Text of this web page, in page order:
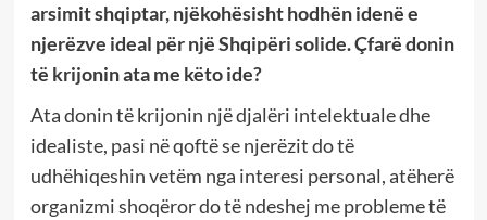
arsimit shqiptar, njëkohësisht hodhën idenë e
njerëzve ideal për një Shqipëri solide. Çfarë donin
të krijonin ata me këto ide?
Ata donin të krijonin një djalëri intelektuale dhe
idealiste, pasi në qoftë se njerëzit do të
udhëhiqeshin vetëm nga interesi personal, atëherë
organizmi shoqëror do të ndeshej me probleme të